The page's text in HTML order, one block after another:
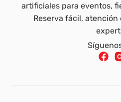
artificiales para eventos,
Reserva fácil, atención